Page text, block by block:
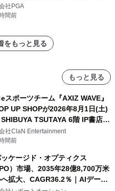
社PGAが8月7日発売
社PGA
間前
をもっと見る
もっと見る
スポーツチーム『AXIZ WAVE』
UP SHOPが2026年8月1日(土)
SHIBUYA TSUTAYA 6階 IP書店で
定！！
社ClaN Entertainment
間前
ッケージド・オプティクス
）市場、2035年28億8,700万米
へ拡大、CAGR36.2％｜AIデータ